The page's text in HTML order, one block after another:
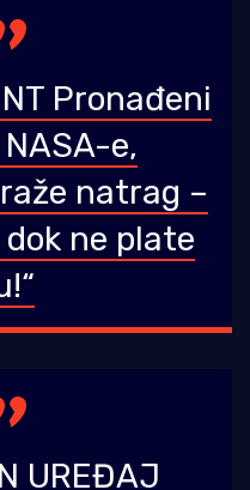
Pronađeni
e,
natrag –
dok ne plate
UREĐAJ